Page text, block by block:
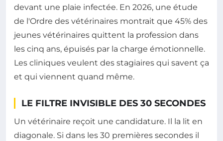
devant une plaie infectée. En 2026, une étude
de l'Ordre des vétérinaires montrait que 45% des
jeunes vétérinaires quittent la profession dans
les cinq ans, épuisés par la charge émotionnelle.
Les cliniques veulent des stagiaires qui savent ça
et qui viennent quand même.
LE FILTRE INVISIBLE DES 30 SECONDES
Un vétérinaire reçoit une candidature. Il la lit en
diagonale. Si dans les 30 premières secondes il